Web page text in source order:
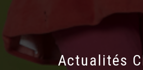
Actualités